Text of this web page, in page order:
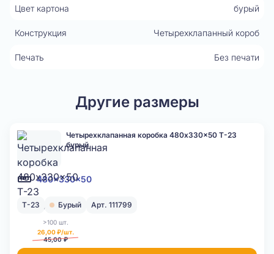
Цвет картона бурый
Конструкция Четырехклапанный короб
Печать Без печати
Другие размеры
480x330x50
Четырехклапанная коробка 480x330x50 Т-23
бурый
Т-23 Бурый Арт. 111799
>100 шт.
26,00 ₽/шт.
45,00 ₽